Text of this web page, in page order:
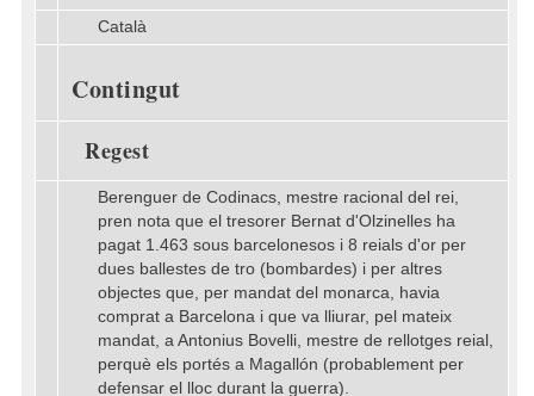
Català
Contingut
Regest
Berenguer de Codinacs, mestre racional del rei,
pren nota que el tresorer Bernat d'Olzinelles ha
pagat 1.463 sous barcelonesos i 8 reials d'or per
dues ballestes de tro (bombardes) i per altres
objectes que, per mandat del monarca, havia
comprat a Barcelona i que va lliurar, pel mateix
mandat, a Antonius Bovelli, mestre de rellotges reial,
perquè els portés a Magallón (probablement per
defensar el lloc durant la guerra).